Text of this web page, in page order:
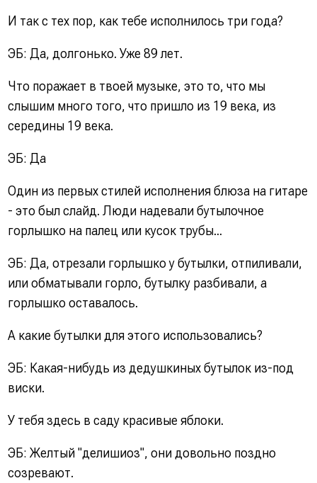
И так с тех пор, как тебе исполнилось три года?
ЭБ: Да, долгонько. Уже 89 лет.
Что поражает в твоей музыке, это то, что мы
слышим много того, что пришло из 19 века, из
середины 19 века.
ЭБ: Да
Один из первых стилей исполнения блюза на гитаре
- это был слайд. Люди надевали бутылочное
горлышко на палец или кусок трубы...
ЭБ: Да, отрезали горлышко у бутылки, отпиливали,
или обматывали горло, бутылку разбивали, а
горлышко оставалось.
А какие бутылки для этого использовались?
ЭБ: Какая-нибудь из дедушкиных бутылок из-под
виски.
У тебя здесь в саду красивые яблоки.
ЭБ: Желтый "делишиоз", они довольно поздно
созревают.